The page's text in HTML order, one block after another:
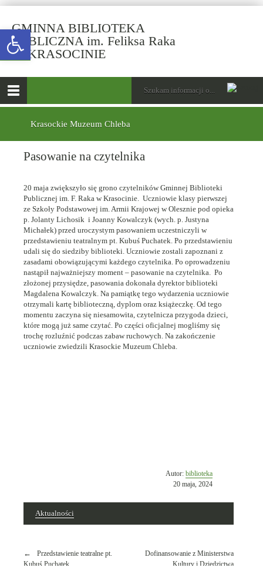
Open toolbar
GMINNA BIBLIOTEKA
PUBLICZNA im. Feliksa Raka
W KRASOCINIE-
na
czytelnika
górne
Otwórz
menu
wpisz
szukaną
Krasockie Muzeum Chleba
Pasowanie na czytelnika
20 maja zwiększyło się grono czytelników Gminnej Biblioteki
Publicznej im. F. Raka w Krasocinie. Uczniowie klasy pierwszej
ze Szkoły Podstawowej im. Armii Krajowej w Olesznie pod opieka
p. Jolanty Lichosik i Joanny Kowalczyk (wych. p. Justyna
Michałek) przed uroczystym pasowaniem uczestniczyli w
przedstawieniu teatralnym pt. Kubuś Puchatek. Po przedstawieniu
udali się do siedziby biblioteki. Uczniowie zostali zapoznani z
zasadami obowiązującymi każdego czytelnika. Po oprowadzeniu
nastąpił najważniejszy moment – pasowanie na czytelnika. Po
złożonej przysiędze, pasowania dokonała dyrektor biblioteki
Magdalena Kowalczyk. Na pamiątkę tego wydarzenia uczniowie
otrzymali kartę biblioteczną, dyplom oraz książeczkę. Od tego
momentu zaczyna się niesamowita, czytelnicza przygoda dzieci,
które mogą już same czytać. Po części oficjalnej mogliśmy się
trochę rozluźnić podczas zabaw ruchowych. Na zakończenie
uczniowie zwiedzili Krasockie Muzeum Chleba.
Autor:bibliotekaOpublikowano
w
20 maja, 2024
Aktualności
Nawigacja
wpisu
Przedstawienie teatralne pt.
Kubuś Puchatek
Dofinansowanie z Ministerstwa
Kultury i Dziedzictwa